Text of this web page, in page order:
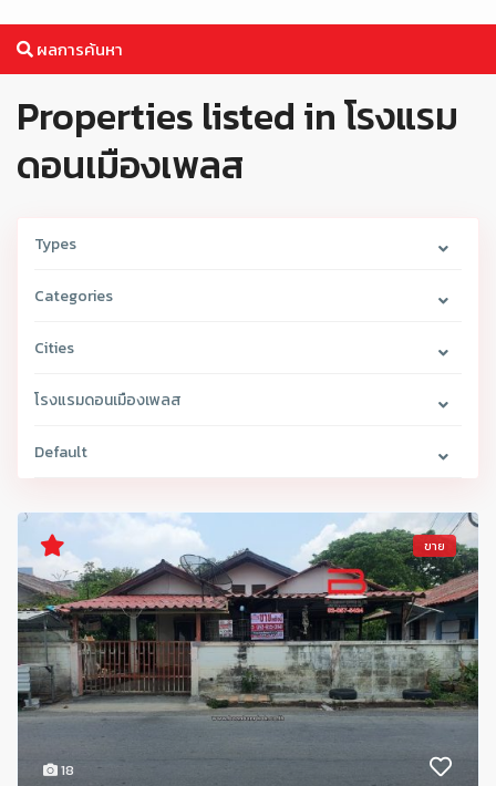
ผลการค้นหา
Properties listed in โรงแรม
ดอนเมืองเพลส
Types
Categories
Cities
โรงแรมดอนเมืองเพลส
Default
18
ขาย